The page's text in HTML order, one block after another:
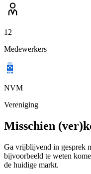
12
Medewerkers
NVM
Vereniging
Misschien
Ga vrijblijvend in gesprek
bijvoorbeeld te weten
de huidige markt.